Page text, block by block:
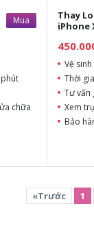
Mua
chữa
Thay
iPhone
Vệ
Thời
Tư vấn
Xem
Bảo
«Trước 1